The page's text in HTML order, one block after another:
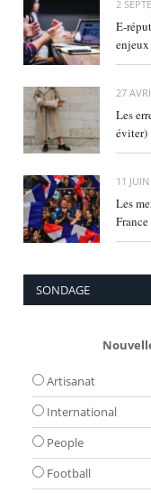
2
enjeux
27
Les
éviter)
11
Les
SONDAGE
Artisanat
International
People
Football